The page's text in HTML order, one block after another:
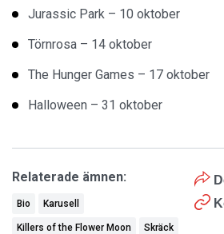
Jurassic Park – 10 oktober
Törnrosa – 14 oktober
The Hunger Games – 17 oktober
Halloween – 31 oktober
Relaterade ämnen:
Bio Karusell
Killers of the Flower Moon Skräck